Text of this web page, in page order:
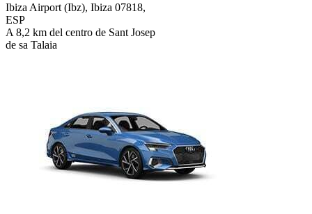
Ibiza Airport (Ibz), Ibiza 07818,
ESP
A 8,2 km del centro de Sant Josep
de sa Talaia